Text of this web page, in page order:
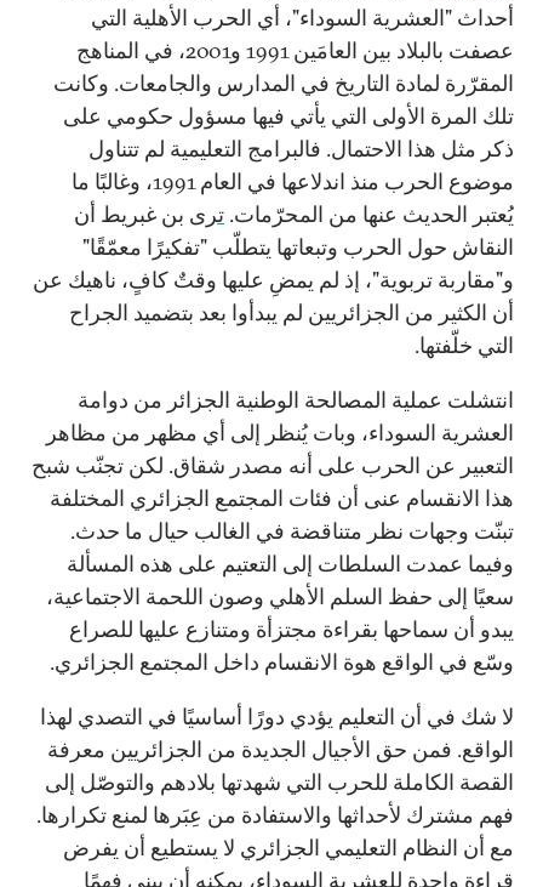
أحداث "العشرية السوداء"، أي الحرب الأهلية التي
عصفت بالبلاد بين العامَين1991 و2001، في المناهج
المقرّرة لمادة التاريخ في المدارس والجامعات. وكانت
تلك المرة الأولى التي يأتي فيها مسؤول حكومي على
ذكر مثل هذا الاحتمال. فالبرامج التعليمية لم تتناول
موضوع الحرب منذ اندلاعها في العام1991، وغالبًا ما
يُعتبر الحديث عنها من المحرّمات. ترى بن غبريط أن
النقاش حول الحرب وتبعاتها يتطلّب "تفكيرًا معمّقًا"
و"مقاربة تربوية"، إذ لم يمضِ عليها وقتٌ كافٍ، ناهيك عن
أن الكثير من الجزائريين لم يبدأوا بعد بتضميد الجراح
التي خلّفتها.
انتشلت عملية المصالحة الوطنية الجزائر من دوامة
العشرية السوداء، وبات يُنظر إلى أي مظهر من مظاهر
التعبير عن الحرب على أنه مصدر شقاق. لكن تجنّب شبح
هذا الانقسام عنى أن فئات المجتمع الجزائري المختلفة
تبنّت وجهات نظر متناقضة في الغالب حيال ما حدث.
وفيما عمدت السلطات إلى التعتيم على هذه المسألة
سعيًا إلى حفظ السلم الأهلي وصون اللحمة الاجتماعية،
يبدو أن سماحها بقراءة مجتزأة ومتنازع عليها للصراع
وسّع في الواقع هوة الانقسام داخل المجتمع الجزائري.
لا شك في أن التعليم يؤدي دورًا أساسيًا في التصدي لهذا
الواقع. فمن حق الأجيال الجديدة من الجزائريين معرفة
القصة الكاملة للحرب التي شهدتها بلادهم والتوصّل إلى
فهم مشترك لأحداثها والاستفادة من عِبَرها لمنع تكرارها.
مع أن النظام التعليمي الجزائري لا يستطيع أن يفرض
قراءة واحدة للعشرية السوداء، يمكنه أن يبني فهمًا